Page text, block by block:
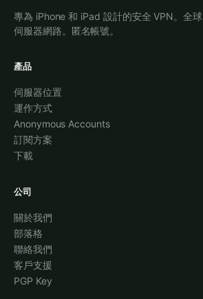
專為 iPhone 和 iPad 設計的安全 VPN。全球
伺服器網路。匿名帳號。
產品
伺服器位置
運作方式
Anonymous Accounts
訂閱方案
下載
公司
關於我們
部落格
聯絡我們
客戶支援
PGP Key